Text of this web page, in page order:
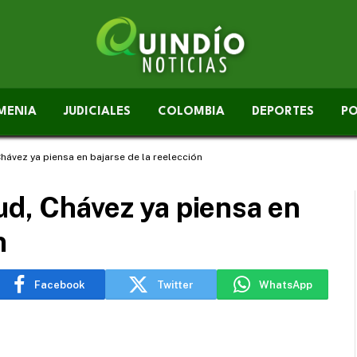
JUDICIALES COLOMBIA DEPORTES
ya piensa en bajarse de la reelección
Chávez ya piensa en
Facebook Twitter WhatsApp